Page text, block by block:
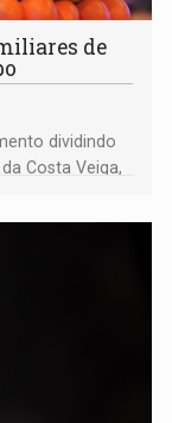
de
dividindo
Costa Veiga,